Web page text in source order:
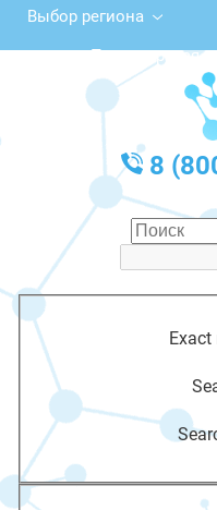
Выбор региона
Пролетарская
с
График
8